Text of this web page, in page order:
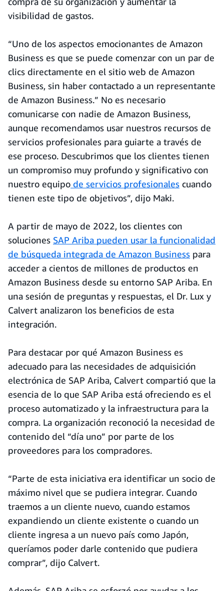
visibilidad de gastos.
“Uno de los aspectos emocionantes de Amazon
Business es que se puede comenzar con un par de
clics directamente en el sitio web de Amazon
Business, sin haber contactado a un representante
de Amazon Business.” No es necesario
comunicarse con nadie de Amazon Business,
aunque recomendamos usar nuestros recursos de
servicios profesionales para guiarte a través de
ese proceso. Descubrimos que los clientes tienen
un compromiso muy profundo y significativo con
nuestro equipo de servicios profesionales cuando
tienen este tipo de objetivos”, dijo Maki.
A partir de mayo de 2022, los clientes con
soluciones SAP Ariba pueden usar la funcionalidad
de búsqueda integrada de Amazon Business para
acceder a cientos de millones de productos en
Amazon Business desde su entorno SAP Ariba. En
una sesión de preguntas y respuestas, el Dr. Lux y
Calvert analizaron los beneficios de esta
integración.
Para destacar por qué Amazon Business es
adecuado para las necesidades de adquisición
electrónica de SAP Ariba, Calvert compartió que la
esencia de lo que SAP Ariba está ofreciendo es el
proceso automatizado y la infraestructura para la
compra. La organización reconoció la necesidad de
contenido del “día uno” por parte de los
proveedores para los compradores.
“Parte de esta iniciativa era identificar un socio de
máximo nivel que se pudiera integrar. Cuando
traemos a un cliente nuevo, cuando estamos
expandiendo un cliente existente o cuando un
cliente ingresa a un nuevo país como Japón,
queríamos poder darle contenido que pudiera
comprar”, dijo Calvert.